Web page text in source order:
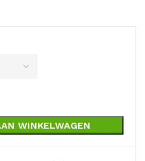
WINKELWAGEN